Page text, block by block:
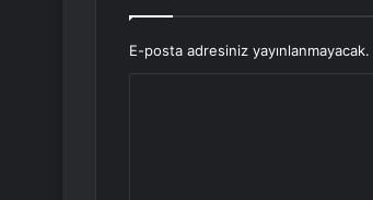
E-posta adresiniz yayınlanmayacak.